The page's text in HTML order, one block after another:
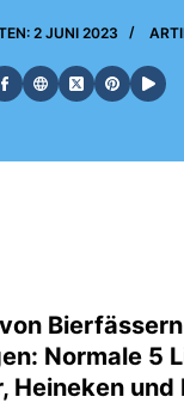
2 JUNI 2023
Normale 5
Heineken